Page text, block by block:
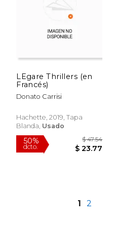
LEgare Thrillers (en
Francés)
Donato Carrisi
Hachette, 2019, Tapa
Blanda, Usado
1 2